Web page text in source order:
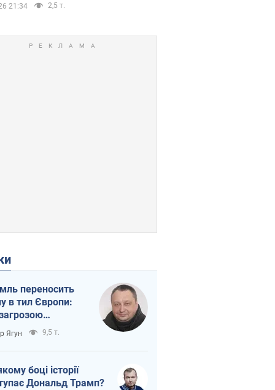
21:34 2,5 т.
переносить
в тил Європи:
логістика
Ягун 9,5 т.
боці історії
Дональд Трамп?